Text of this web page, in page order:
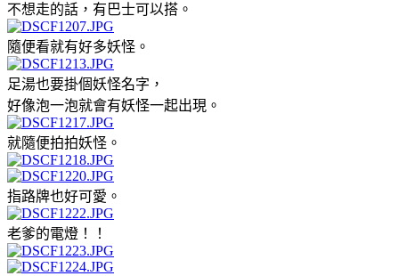
不想走的話，有巴士可以搭。
隨便看就有好多妖怪。
足湯也要掛個妖怪名字，
好像泡一泡就會有妖怪一起出現。
就隨便拍拍妖怪。
指路牌也好可愛。
老爹的電燈！！